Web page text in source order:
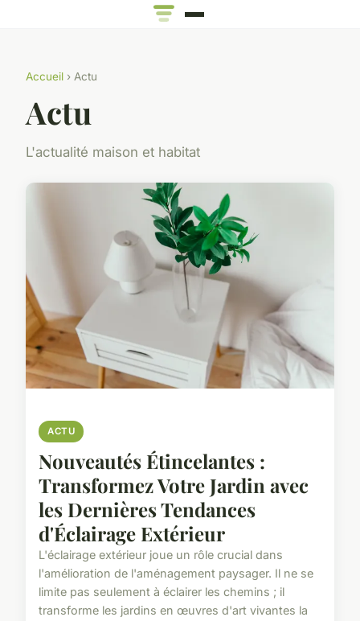
Accueil › Actu
Actu
L'actualité maison et habitat
ACTU
Nouveautés Étincelantes :
Transformez Votre Jardin avec
les Dernières Tendances
d'Éclairage Extérieur
L'éclairage extérieur joue un rôle crucial dans
l'amélioration de l'aménagement paysager. Il ne se
limite pas seulement à éclairer les chemins ; il
transforme les jardins en œuvres d'art vivantes la